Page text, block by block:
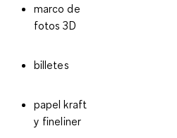
marco de
fotos 3D
billetes
papel kraft
y fineliner